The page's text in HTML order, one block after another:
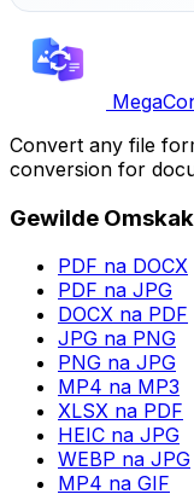
Convert any file
conversion for
Gewilde
PDF na DOCX
PDF na JPG
DOCX na PDF
JPG na PNG
PNG na JPG
MP4 na MP3
XLSX na PDF
HEIC na JPG
WEBP na JPG
MP4 na GIF